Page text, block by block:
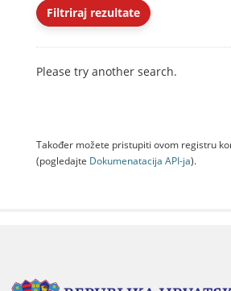
Filtriraj rezultate
Please try another search.
Također možete pristupiti ovom registru
(pogledajte Dokumenаtаcijа API-jа).